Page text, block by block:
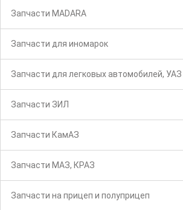
Запчасти MADARA
Запчасти для иномарок
Запчасти для легковых автомобилей, УАЗ
Запчасти ЗИЛ
Запчасти КамАЗ
Запчасти МАЗ, КРАЗ
Запчасти на прицеп и полуприцеп